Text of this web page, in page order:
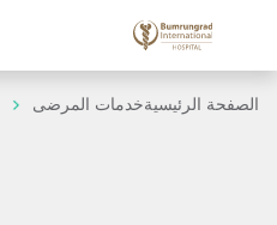
الصفحة الرئيسيةخدمات المرضى